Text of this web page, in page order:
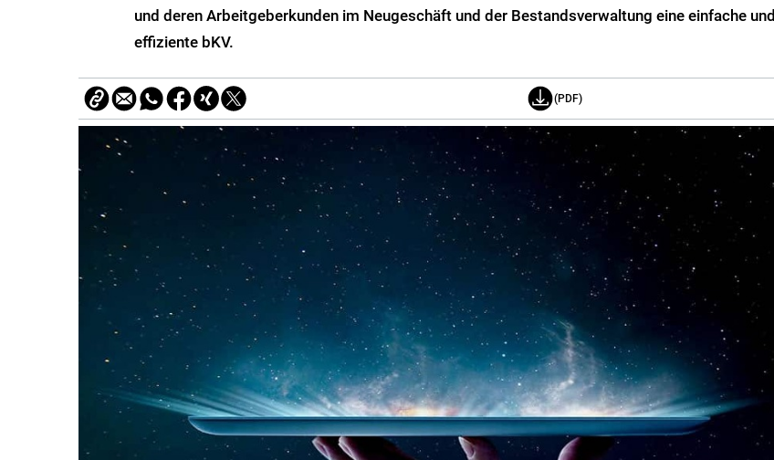
und deren Arbeitgeberkunden im Neugeschäft und der Bestandsverwaltung eine einfache und
effiziente bKV.
(PDF)